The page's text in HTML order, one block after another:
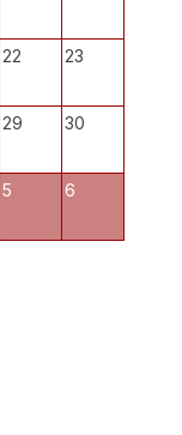
22 23
29 30
5 6